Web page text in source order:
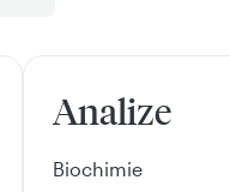
Analize
Biochimie